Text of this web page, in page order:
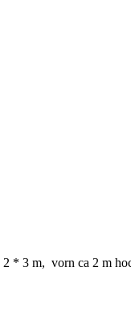
* 3 m, vorn ca 2 m